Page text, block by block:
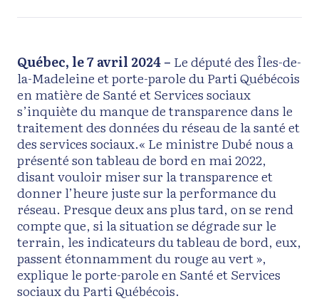
Québec, le 7 avril 2024 – Le député des Îles-de-
la-Madeleine et porte-parole du Parti Québécois
en matière de Santé et Services sociaux
s’inquiète du manque de transparence dans le
traitement des données du réseau de la santé et
des services sociaux.« Le ministre Dubé nous a
présenté son tableau de bord en mai 2022,
disant vouloir miser sur la transparence et
donner l’heure juste sur la performance du
réseau. Presque deux ans plus tard, on se rend
compte que, si la situation se dégrade sur le
terrain, les indicateurs du tableau de bord, eux,
passent étonnamment du rouge au vert »,
explique le porte-parole en Santé et Services
sociaux du Parti Québécois.